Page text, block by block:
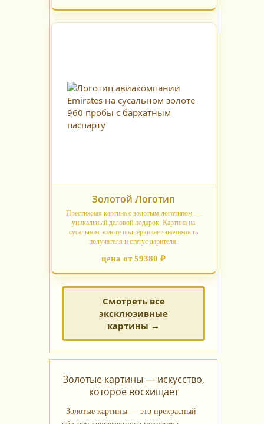
Золотой Логотип
Престижная картина с золотым логотипом —
уникальный деловой подарок. Картина на
сусальном золоте подчёркивает значимость
получателя и статус дарителя.
цена от 59380 ₽
Смотреть все
эксклюзивные
картины →
Золотые картины — искусство,
которое восхищает
Золотые картины — это прекрасный